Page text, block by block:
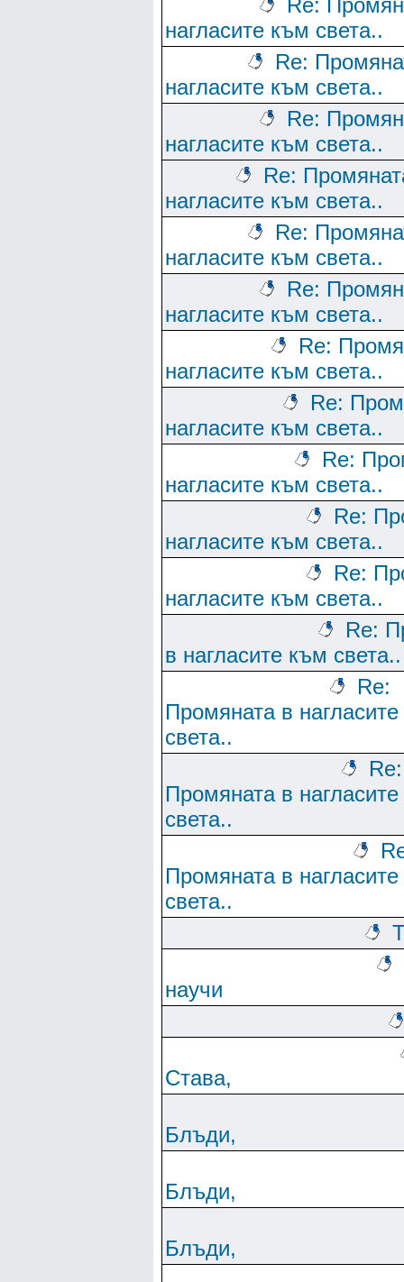
Re:
нагласите към света..
Re:
нагласите към света..
Re:
нагласите към света..
Re:
нагласите към света..
Re:
нагласите към света..
Re:
нагласите към света..
Re:
нагласите към света..
Re:
нагласите към света..
Re:
нагласите към света..
Re:
нагласите към света..
Re:
нагласите към света..
Re:
в нагласите към света..
Re:
Промяната в
света..
Re:
Промяната в
света..
Промяната в
света..
научи
Става,
Блъди,
Блъди,
Блъди,